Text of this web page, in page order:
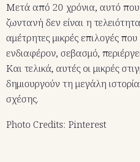
Μετά από 20 χρόνια, αυτό
ζωντανή δεν είναι η
αμέτρητες μικρές επιλογές που
ενδιαφέρον, σεβασμό,
Και τελικά, αυτές οι μικρές
δημιουργούν τη μεγάλη
σχέσης.
Photo Credits: Pinterest